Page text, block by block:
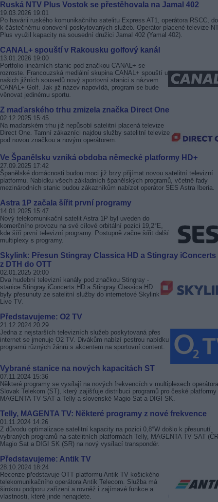
Ruská NTV Plus Vostok se přestěhovala na Jamal 402
19.03.2026 19:01
Po havárii ruského komunikačního satelitu Express AT1, operátora RSCC,
k částečnému obnovení poskytovaných služeb. Operátor placené televize
Plus využil kapacity na sousední družici Jamal 402 (Yamal 402).
CANAL+ spouští v Rakousku golfový kanál
13.01.2026 19:00
Portfolio lineárních stanic pod značkou CANAL+ se
rozroste. Francouzská mediální skupina CANAL+ spouští u
našich jižních sousedů nový sportovní stanici s názvem
CANAL+ Golf. Jak již název napovídá, program se bude
věnovat jedinému sportu.
Z maďarského trhu zmizela značka Direct One
02.12.2025 15:45
Na maďarském trhu již nepůsobí satelitní placená televize
Direct One. Tamní zákazníci najdou služby satelitní televize
pod novou značkou a novým operátorem.
Ve Španělsku vzniká obdoba německé platformy HD+
27.09.2025 17:42
Španělské domácnosti budou moci již brzy přijímat novou satelitní televizní
platformu. Nabídku všech základních španělských programů, včetně řady
mezinárodních stanic budou zákazníkům nabízet operátor SES Astra Iberia.
Astra 1P začala šířit první programy
14.01.2025 15:47
Nový telekomunikační satelit Astra 1P byl uveden do
komerčního provozu na své cílové orbitální pozici 19,2°E,
kde šíří první televizní programy. Postupně začne šířit další
multiplexy s programy.
Skylink: Přesun Stingray Classica HD a Stingray iConcerts
z DTH do OTT
02.01.2025 20:00
Dva hudební televizní kanály pod značkou Stingray -
stanice Stingray iConcerts HD a Stingray Classica HD
byly přesunuty ze satelitní služby do internetové Skylink
Live TV.
Představujeme: O2 TV
21.12.2024 20:29
Jedna z nejstarších televizních služeb poskytovaná přes
internet se jmenuje O2 TV. Divákům nabízí pestrou nabídku
programů různých žánrů s akcentem na sportovní content.
Vybrané stanice na nových kapacitách ST
07.11.2024 15:36
Některé programy se vysílají na nových frekvencích v multiplexech operátora
Slovak Telekom (ST), který zajišťuje distribuci programů pro české platformy
MAGENTA TV SAT a Telly a slovenské Magio Sat a DIGI SK.
Telly, MAGENTA TV: Některé programy z nové frekvence
01.11.2024 14:26
Z důvodu optimalizace satelitní kapacity na pozici 0,8°W došlo k přesunutí
vybraných programů na satelitních platformách Telly, MAGENTA TV SAT
Magio Sat a DIGI SK (SR) na nový vysílací transpondér.
Představujeme: Antik TV
28.10.2024 18:24
Recenze představuje OTT platformu Antik TV košického
telekomunikačního operátora Antik Telecom. Služba má
širokou podporu zařízení a rovněž i zajímavé funkce a
vlastnosti, které jinde nenajdete.